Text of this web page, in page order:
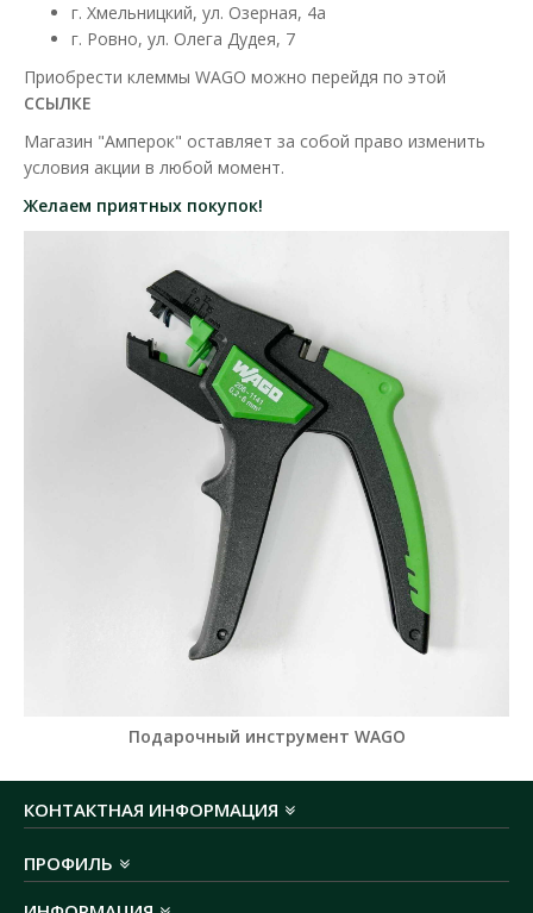
г. Хмельницкий, ул. Озерная, 4а
г. Ровно, ул. Олега Дудея, 7
Приобрести клеммы WAGO можно перейдя по этой
ССЫЛКЕ
Магазин "Амперок" оставляет за собой право изменить
условия акции в любой момент.
Желаем приятных покупок!
Подарочный инструмент WAGO
КОНТАКТНАЯ ИНФОРМАЦИЯ
ПРОФИЛЬ